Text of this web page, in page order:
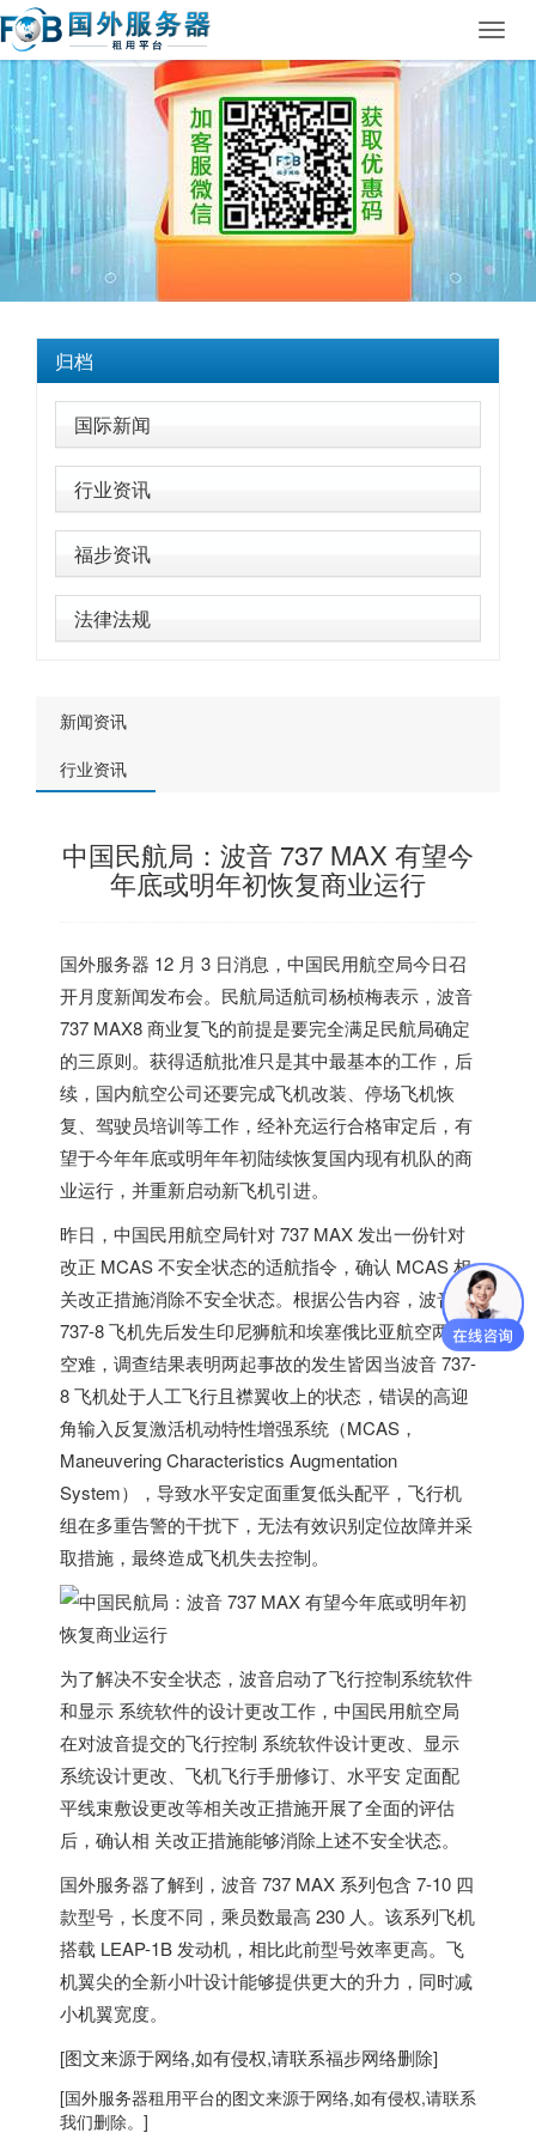
归档
国际新闻
行业资讯
福步资讯
法律法规
新闻资讯
行业资讯
中国民航局：波音 737 MAX 有望今
年底或明年初恢复商业运行
国外服务器 12 月 3 日消息，中国民用航空局今日召
开月度新闻发布会。民航局适航司杨桢梅表示，波音
737 MAX8 商业复飞的前提是要完全满足民航局确定
的三原则。获得适航批准只是其中最基本的工作，后
续， 国内航空公司还要完成飞机改装、停场飞机恢
复、驾驶员培训等工作 ，经补充运行合格审定后， 有
望于今年年底或明年年初陆续恢复国内现有机队的商
业运行，并重新启动新飞机引进。
昨日，中国民用航空局针对 737 MAX 发出一份针对
改正 MCAS 不安全状态的适航指令，确认 MCAS 相
关改正措施消除不安全状态。根据公告内容，波音
737-8 飞机先后发生印尼狮航和埃塞俄比亚航空两起
空难，调查结果表明两起事故的发生皆因当波音 737-
8 飞机处于人工飞行且襟翼收上的状态， 错误的高迎
角输入反复激活机动特性增强系统（MCAS，
Maneuvering Characteristics Augmentation
System），导致水平安定面重复低头配平 ，飞行机
组在多重告警的干扰下， 无法有效识别定位故障并采
取措施，最终造成飞机失去控制。
为了解决不安全状态，波音启动了飞行控制系统软件
和显示 系统软件的设计更改工作，中国民用航空局
在对波音提交的飞行控制 系统软件设计更改、显示
系统设计更改、飞机飞行手册修订、水平安 定面配
平线束敷设更改等相关改正措施开展了全面的评估
后， 确认相 关改正措施能够消除上述不安全状态。
国外服务器了解到，波音 737 MAX 系列包含 7-10 四
款型号，长度不同，乘员数最高 230 人。该系列飞机
搭载 LEAP-1B 发动机，相比此前型号效率更高。飞
机翼尖的全新小叶设计能够提供更大的升力，同时减
小机翼宽度。
[图文来源于网络,如有侵权,请联系福步网络删除]
[国外服务器租用平台的图文来源于网络,如有侵权,请联系
我们删除。]